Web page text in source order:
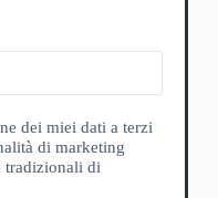
dei miei dati a terzi
di marketing
tradizionali di